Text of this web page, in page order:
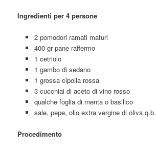
Ingredienti per 4 persone
2 pomodori ramati maturi
400 gr pane raffermo
1 cetriolo
1 gambo di sedano
1 grossa cipolla rossa
3 cucchiai di aceto di vino rosso
qualche foglia di menta o basilico
sale, pepe, olio extra vergine di oliva q.b.
Procedimento